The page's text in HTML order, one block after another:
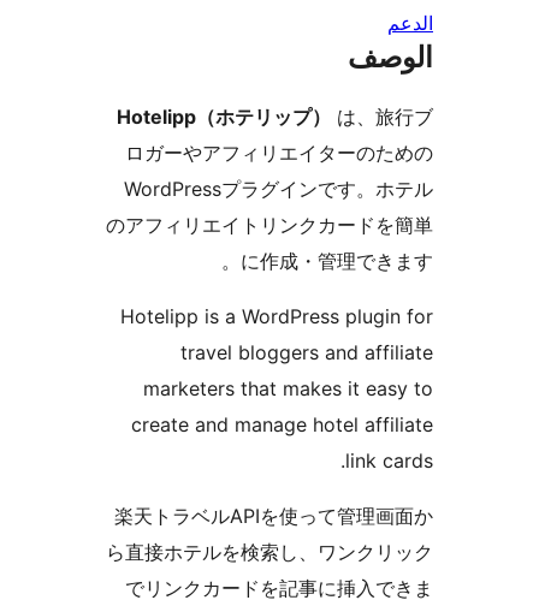
Hotelipp（ホテリップ）
ロガーやアフィリエイターの
WordPressプラグインです。
のアフィリエイトリンクカード
に作成・管理でき
Hotelipp is a WordPress
travel bloggers and
marketers that makes it
create and manage hotel
楽天トラベルAPIを使って管理
ら直接ホテルを検索し、ワンク
でリンクカードを記事に挿入